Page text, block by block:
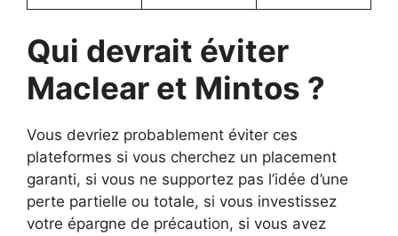
Qui devrait éviter
Maclear et Mintos ?
Vous devriez probablement éviter ces
plateformes si vous cherchez un placement
garanti, si vous ne supportez pas l’idée d’une
perte partielle ou totale, si vous investissez
votre épargne de précaution, si vous avez